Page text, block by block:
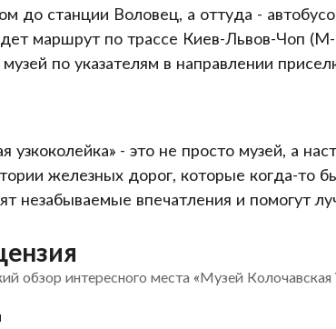
до станции Воловец, а оттуда -
маршрут по трассе Киев-Львов-Чоп
по указателям в направлении
узкоколейка» - это не просто музей, а
железных дорог, которые когда-то
незабываемые впечатления и помогут
обзор интересного места «Музей Колочавская